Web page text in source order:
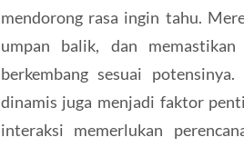
mendorong rasa ingin tahu.
umpan balik, dan
berkembang sesuai
dinamis juga menjadi faktor
interaksi memerlukan